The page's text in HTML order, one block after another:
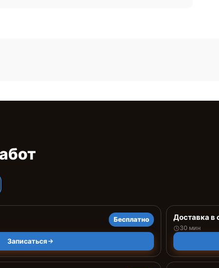
Бесплатно
Записаться
Доставка в
30 мин